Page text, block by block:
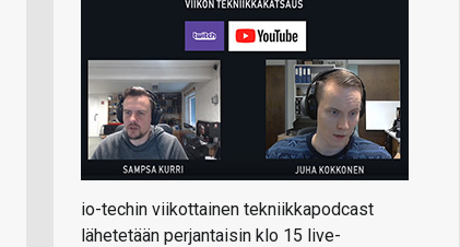
io-techin viikottainen tekniikkapodcast
lähetetään perjantaisin klo 15 live-